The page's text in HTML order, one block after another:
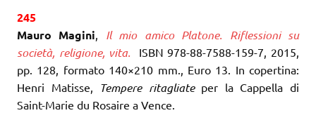
245
Mauro Magini, Il mio amico Platone. Riflessioni su
società, religione, vita.
ISBN 978-88-7588-159-7, 2015,
pp. 128, formato 140×210 mm., Euro 13. In copertina:
Henri Matisse, Tempere ritagliateper la Cappella di
Saint-Marie du Rosaire a Vence.